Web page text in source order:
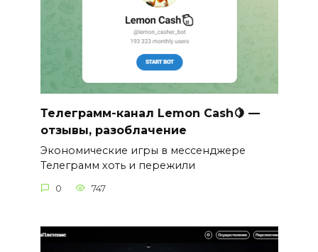
Телеграмм-канал Lemon Cash🍋 —
отзывы, разоблачение
Экономические игры в мессенджере
Телеграмм хоть и пережили
0 747